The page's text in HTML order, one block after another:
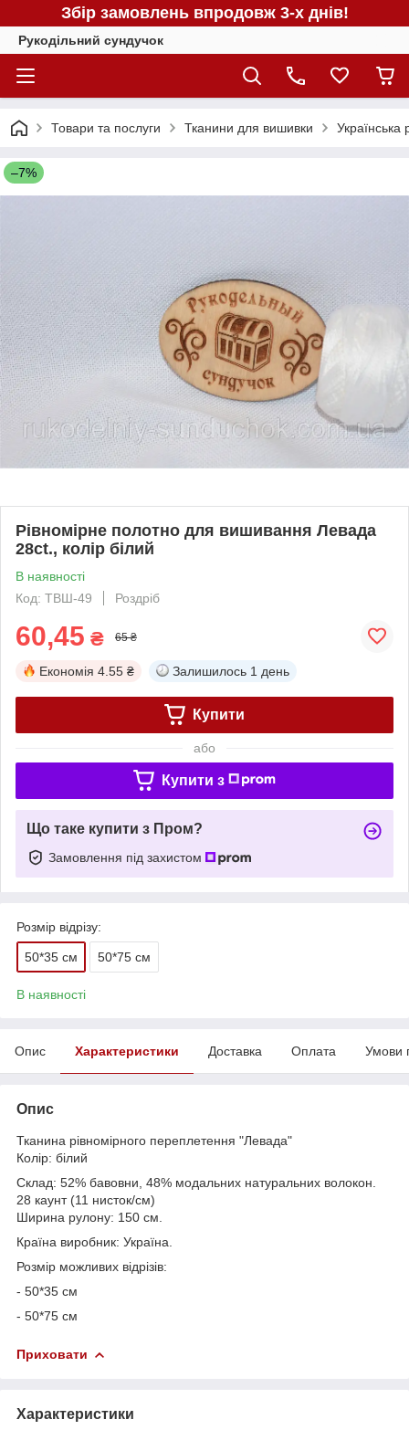
Збір замовлень впродовж 3-х днів!
Рукодільний сундучок
Товари та послуги Тканини для вишивки Українська
–7%
Рівномірне полотно для вишивання Левада
28ct., колір білий
В наявності
Код: ТВШ-49
Роздріб
60,45 ₴ 65 ₴
Економія 4.55 ₴ Залишилось 1 день
Купити
або
Купити з
Що таке купити з Пром?
Замовлення під захистом
Розмір відрізу:
50*35 см 50*75 см
В наявності
Опис Характеристики Доставка Оплата Умови
Опис
Тканина рівномірного переплетення "Левада"
Колір: білий
Склад: 52% бавовни, 48% модальних натуральних волокон.
28 каунт (11 нисток/см)
Ширина рулону: 150 см.
Країна виробник: Україна.
Розмір можливих відрізів:
- 50*35 см
- 50*75 см
Приховати
Характеристики